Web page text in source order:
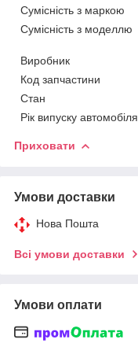
Сумісність з маркою
Сумісність з моделлю
Виробник
Код запчастини
Стан
Рік випуску автомобіля
Приховати
Умови доставки
Нова Пошта
Всі умови доставки
Умови оплати